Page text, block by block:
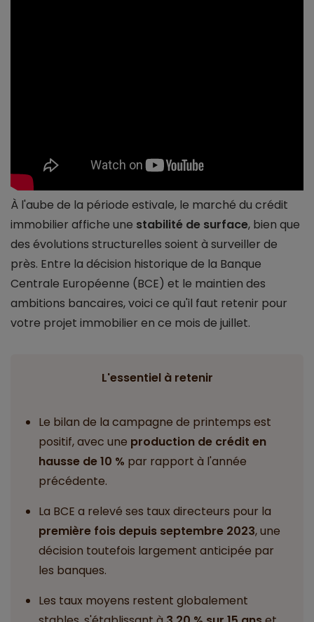
À l'aube de la période estivale, le marché du crédit
immobilier affiche une stabilité de surface, bien que
des évolutions structurelles soient à surveiller de
près. Entre la décision historique de la Banque
Centrale Européenne (BCE) et le maintien des
ambitions bancaires, voici ce qu'il faut retenir pour
votre projet immobilier en ce mois de juillet.
L'essentiel à retenir
Le bilan de la campagne de printemps est
positif, avec une production de crédit en
hausse de 10 % par rapport à l'année
précédente.
La BCE a relevé ses taux directeurs pour la
première fois depuis septembre 2023, une
décision toutefois largement anticipée par
les banques.
Les taux moyens restent globalement